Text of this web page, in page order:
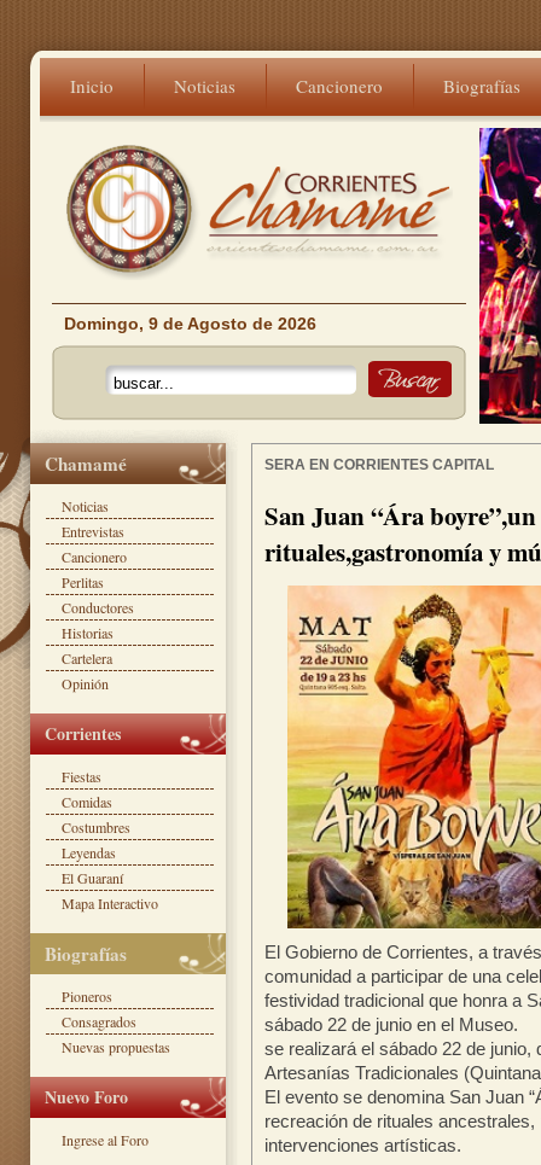
Inicio Noticias Cancionero Biografías
Domingo, 9 de Agosto de 2026
SERA EN CORRIENTES CAPITAL
San Juan “Ára
rituales,gastronomía y
El Gobierno de Corrientes, a
comunidad a participar de una
festividad tradicional que honra a
sábado 22 de junio en el Museo.
se realizará el sábado 22 de junio,
Artesanías Tradicionales
El evento se denomina San Juan
recreación de rituales
intervenciones artísticas.
Chamamé
Noticias
Entrevistas
Cancionero
Perlitas
Conductores
Historias
Cartelera
Opinión
Corrientes
Fiestas
Comidas
Costumbres
Leyendas
El Guaraní
Mapa Interactivo
Biografías
Pioneros
Consagrados
Nuevas propuestas
Nuevo Foro
Ingrese al Foro